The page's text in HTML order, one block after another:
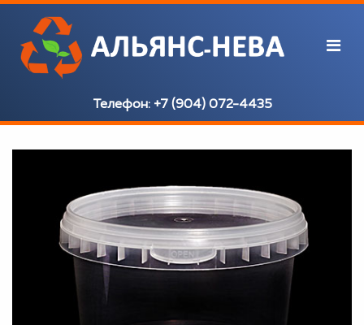
Телефон: +7 (904) 072-4435